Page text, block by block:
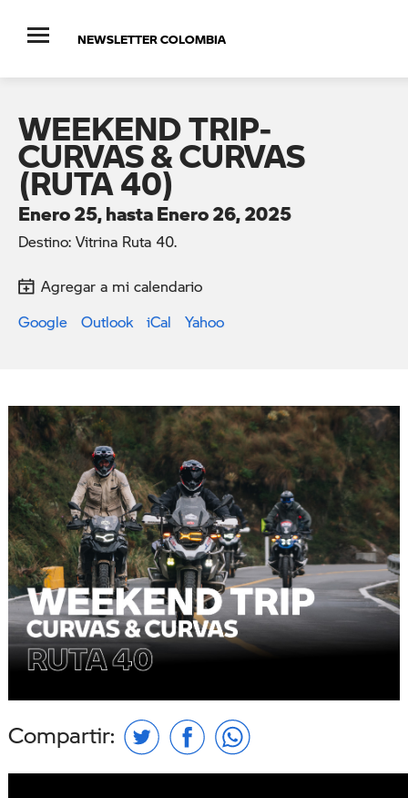
NEWSLETTER COLOMBIA
WEEKEND TRIP-
CURVAS & CURVAS
(RUTA 40)
Enero 25, hasta Enero 26, 2025
Destino: Vitrina Ruta 40.
Agregar a mi calendario
Google
Outlook iCal Yahoo
Compartir: